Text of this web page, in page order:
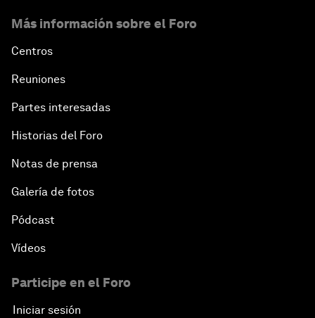
Más información sobre el Foro
Centros
Reuniones
Partes interesadas
Historias del Foro
Notas de prensa
Galería de fotos
Pódcast
Vídeos
Participe en el Foro
Iniciar sesión